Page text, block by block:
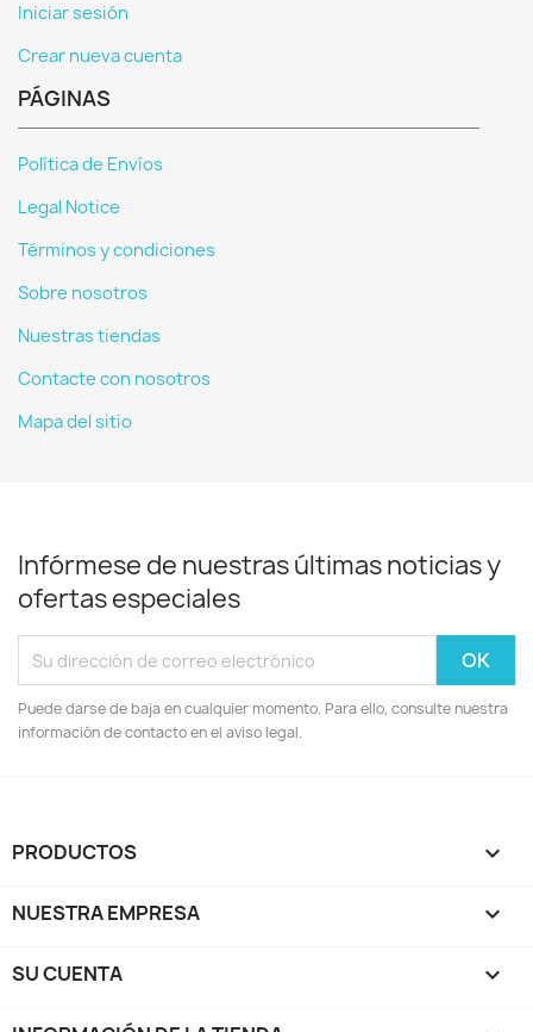
Iniciar sesión
Crear nueva cuenta
PÁGINAS
Política de Envíos
Legal Notice
Términos y condiciones
Sobre nosotros
Nuestras tiendas
Contacte con nosotros
Mapa del sitio
Infórmese de nuestras últimas noticias y
ofertas especiales
Puede darse de baja en cualquier momento. Para ello, consulte nuestra
información de contacto en el aviso legal.
PRODUCTOS 
NUESTRA EMPRESA 
SU CUENTA 